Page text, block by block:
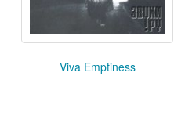
Viva Emptiness